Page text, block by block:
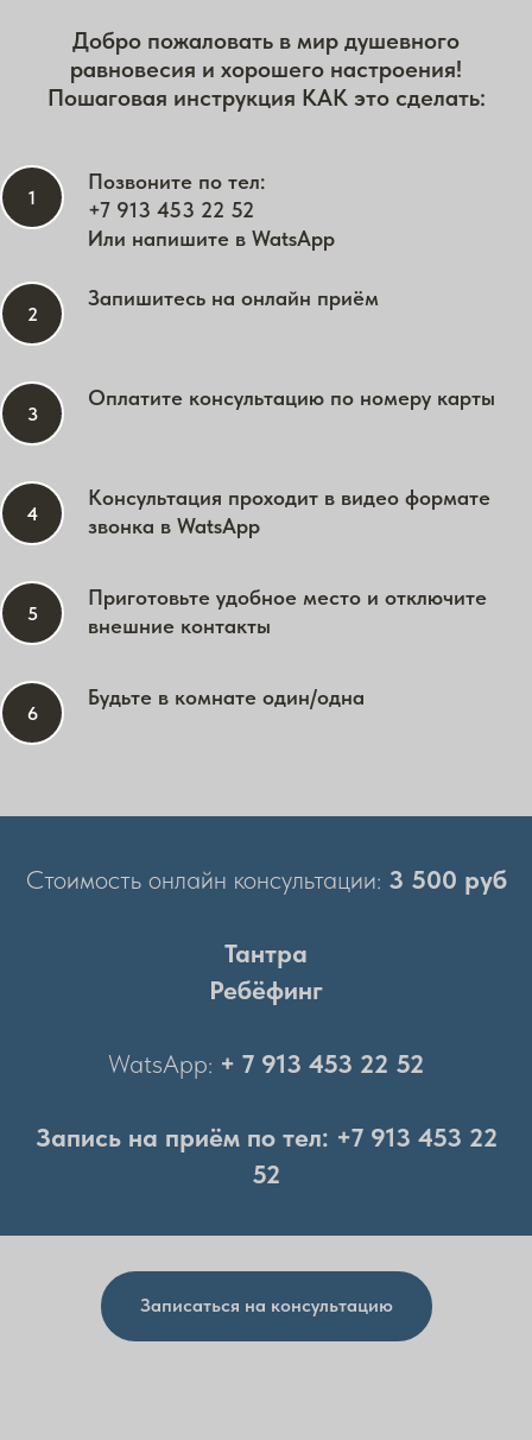
Добро пожаловать в мир душевного
равновесия и хорошего настроения!
Пошаговая инструкция КАК это сделать:
Позвоните по тел:
+7 913 453 22 52
Или напишите в WatsApp
Запишитесь на онлайн приём
Оплатите консультацию по номеру карты
Консультация проходит в видео формате
звонка в WatsApp
Приготовьте удобное место и отключите
внешние контакты
Будьте в комнате один/одна
Стоимость онлайн консультации: 3 500 руб
Тантра
Ребёфинг
WatsApp: + 7 913 453 22 52
Запись на приём по тел: +7 913 453 22
52
Записаться на консультацию